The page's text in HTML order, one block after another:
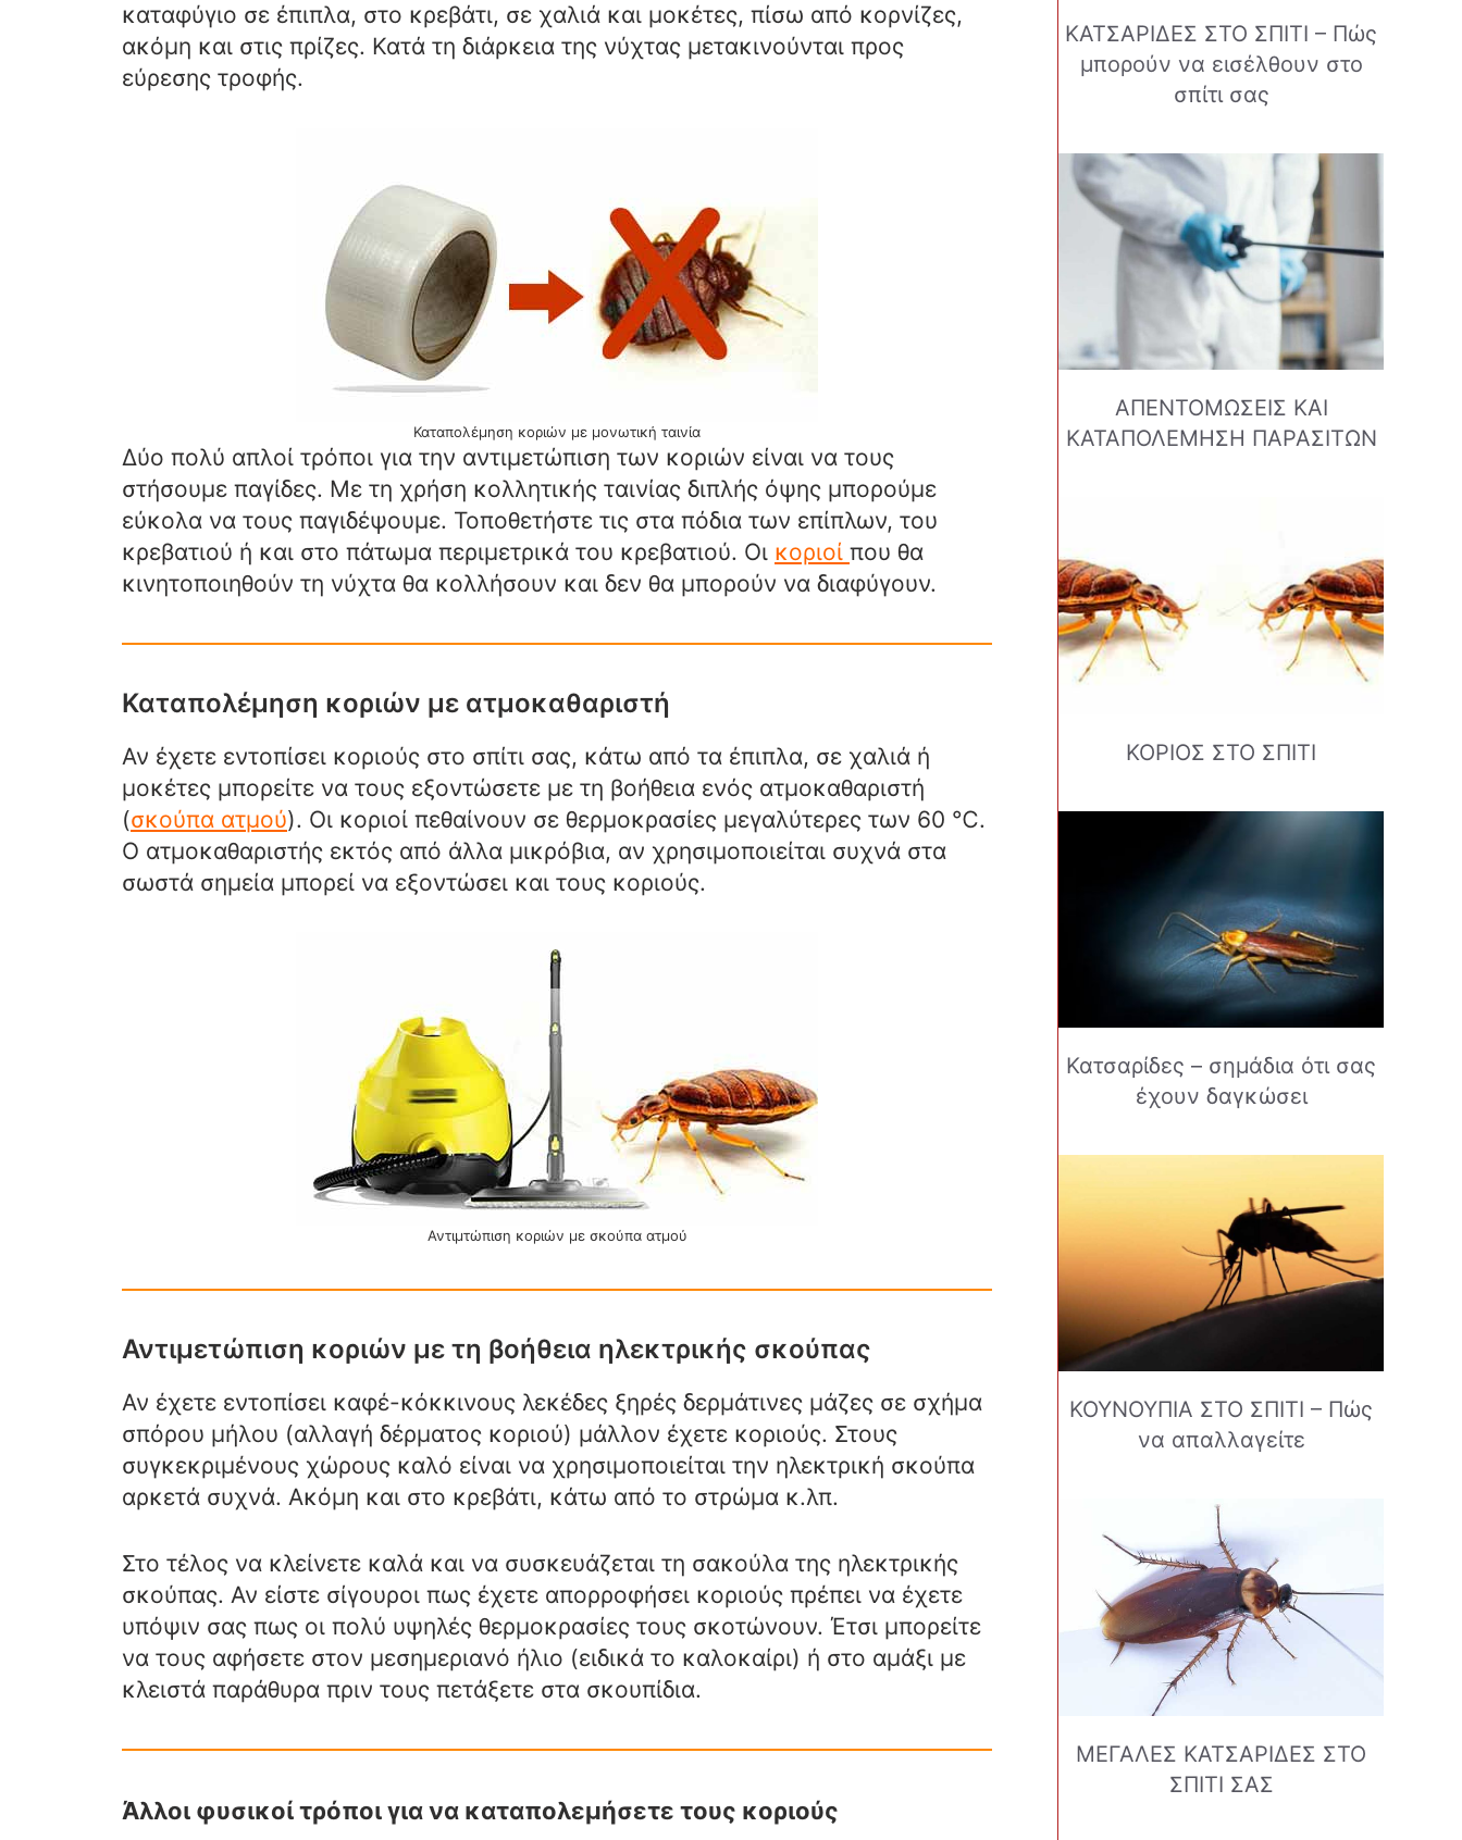
καταφύγιο σε έπιπλα, στο κρεβάτι, σε χαλιά και μοκέτες, πίσω από κορνίζες,
ακόμη και στις πρίζες. Κατά τη διάρκεια της νύχτας μετακινούνται προς
εύρεσης τροφής.
Καταπολέμηση κοριών με μονωτική ταινία
Δύο πολύ απλοί τρόποι για την αντιμετώπιση των κοριών είναι να τους
στήσουμε παγίδες. Με τη χρήση κολλητικής ταινίας διπλής όψης μπορούμε
εύκολα να τους παγιδέψουμε. Τοποθετήστε τις στα πόδια των επίπλων, του
κρεβατιού ή και στο πάτωμα περιμετρικά του κρεβατιού. Οι κοριοί που θα
κινητοποιηθούν τη νύχτα θα κολλήσουν και δεν θα μπορούν να διαφύγουν.
Καταπολέμηση κοριών με ατμοκαθαριστή
Αν έχετε εντοπίσει κοριούς στο σπίτι σας, κάτω από τα έπιπλα, σε χαλιά ή
μοκέτες μπορείτε να τους εξοντώσετε με τη βοήθεια ενός ατμοκαθαριστή
(σκούπα ατμού). Οι κοριοί πεθαίνουν σε θερμοκρασίες μεγαλύτερες των 60 ℃.
Ο ατμοκαθαριστής εκτός από άλλα μικρόβια, αν χρησιμοποιείται συχνά στα
σωστά σημεία μπορεί να εξοντώσει και τους κοριούς.
Αντιμτώπιση κοριών με σκούπα ατμού
Αντιμετώπιση κοριών με τη βοήθεια ηλεκτρικής σκούπας
Αν έχετε εντοπίσει καφέ-κόκκινους λεκέδες ξηρές δερμάτινες μάζες σε σχήμα
σπόρου μήλου (αλλαγή δέρματος κοριού) μάλλον έχετε κοριούς. Στους
συγκεκριμένους χώρους καλό είναι να χρησιμοποιείται την ηλεκτρική σκούπα
αρκετά συχνά. Ακόμη και στο κρεβάτι, κάτω από το στρώμα κ.λπ.
Στο τέλος να κλείνετε καλά και να συσκευάζεται τη σακούλα της ηλεκτρικής
σκούπας. Αν είστε σίγουροι πως έχετε απορροφήσει κοριούς πρέπει να έχετε
υπόψιν σας πως οι πολύ υψηλές θερμοκρασίες τους σκοτώνουν. Έτσι μπορείτε
να τους αφήσετε στον μεσημεριανό ήλιο (ειδικά το καλοκαίρι) ή στο αμάξι με
κλειστά παράθυρα πριν τους πετάξετε στα σκουπίδια.
Άλλοι φυσικοί τρόποι για να καταπολεμήσετε τους κοριούς
ΚΑΤΣΑΡΙΔΕΣ ΣΤΟ ΣΠΙΤΙ – Πώς
μπορούν να εισέλθουν στο
σπίτι σας
ΑΠΕΝΤΟΜΩΣΕΙΣ ΚΑΙ
ΚΑΤΑΠΟΛΕΜΗΣΗ ΠΑΡΑΣΙΤΩΝ
ΚΟΡΙΟΣ ΣΤΟ ΣΠΙΤΙ
Κατσαρίδες – σημάδια ότι σας
έχουν δαγκώσει
ΚΟΥΝΟΥΠΙΑ ΣΤΟ ΣΠΙΤΙ – Πώς
να απαλλαγείτε
ΜΕΓΑΛΕΣ ΚΑΤΣΑΡΙΔΕΣ ΣΤΟ
ΣΠΙΤΙ ΣΑΣ